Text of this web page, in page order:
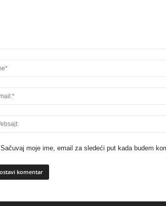
Sačuvaj moje ime, email za sledeći put kada budem